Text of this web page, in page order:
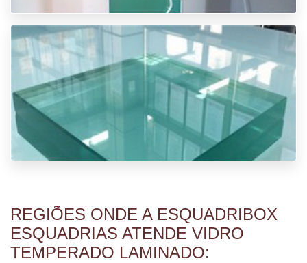
VIDROS JATEADOS
VIDRO PARA PORTA
REGIÕES ONDE A ESQUADRIBOX
ESQUADRIAS ATENDE VIDRO
TEMPERADO LAMINADO: